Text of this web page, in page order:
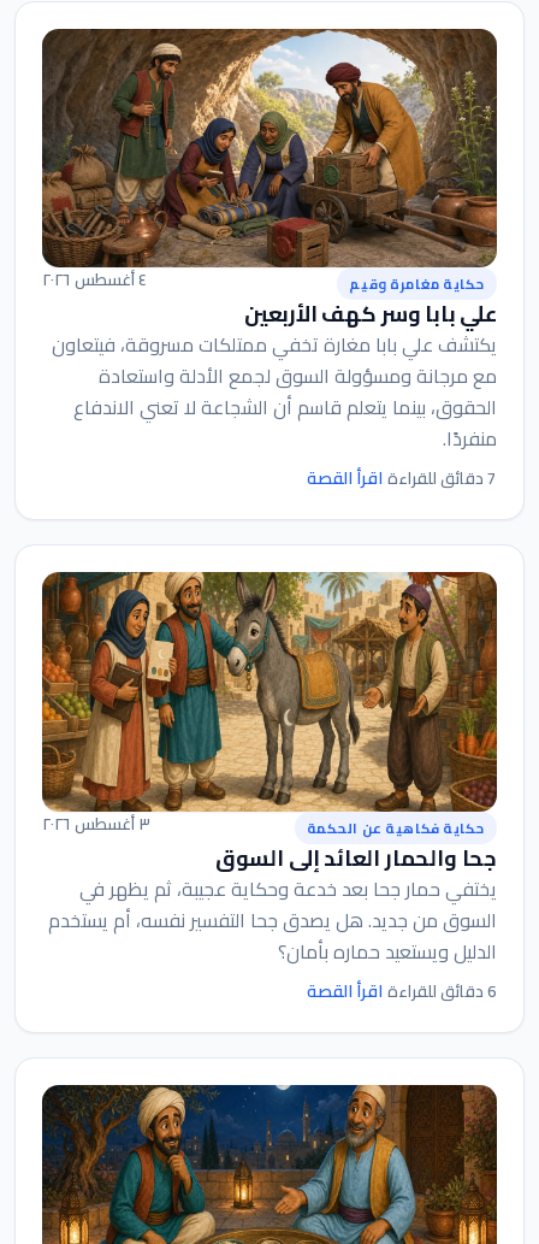
حكاية مغامرة وقيم ٤ أغسطس ٢٠٢٦
علي بابا وسر كهف الأربعين
يكتشف علي بابا مغارة تخفي ممتلكات مسروقة، فيتعاون
مع مرجانة ومسؤولة السوق لجمع الأدلة واستعادة
الحقوق، بينما يتعلم قاسم أن الشجاعة لا تعني الاندفاع
منفردًا.
7 دقائق للقراءة اقرأ القصة
حكاية فكاهية عن الحكمة ٣ أغسطس ٢٠٢٦
جحا والحمار العائد إلى السوق
يختفي حمار جحا بعد خدعة وحكاية عجيبة، ثم يظهر في
السوق من جديد. هل يصدق جحا التفسير نفسه، أم يستخدم
الدليل ويستعيد حماره بأمان؟
6 دقائق للقراءة اقرأ القصة